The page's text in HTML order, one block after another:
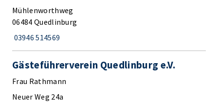
Mühlenworthweg
06484 Quedlinburg
03946 514569
Gästeführerverein Quedlinburg e.V.
Frau Rathmann
Neuer Weg 24a